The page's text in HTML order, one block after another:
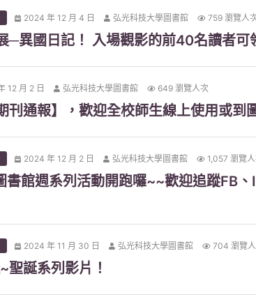
2024 年 12 月 4 日 弘光科技大學圖書館 759 瀏覽人
─異國日記！ 入場觀影的前40名讀者可
12 月 2 日 弘光科技大學圖書館 649 瀏覽人次
通報】，歡迎全校師生線上使用或到
2024 年 12 月 2 日 弘光科技大學圖書館 1,057 瀏覽
書館週系列活動開跑囉~~歡迎追蹤FB
2024 年 11 月 30 日 弘光科技大學圖書館 704 瀏覽
聖誕系列影片！